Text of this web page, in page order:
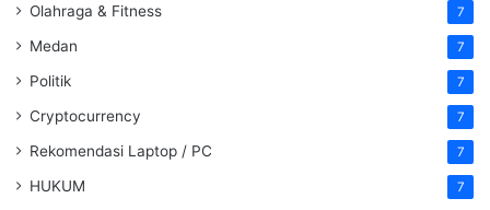
Olahraga & Fitness 7
Medan 7
Politik 7
Cryptocurrency 7
Rekomendasi Laptop / PC 7
HUKUM 7